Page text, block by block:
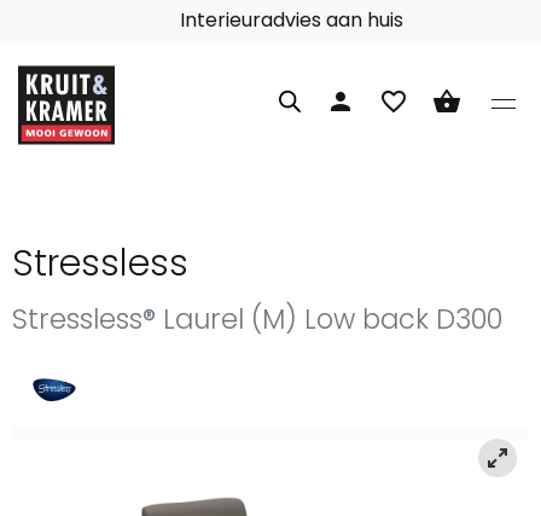
Interieuradvies aan huis
person favorite_border shopping_basket
Stressless
Stressless® Laurel (M) Low back D300